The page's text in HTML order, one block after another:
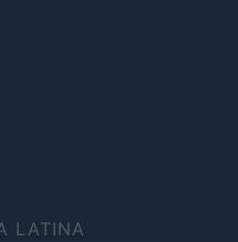
LATINA